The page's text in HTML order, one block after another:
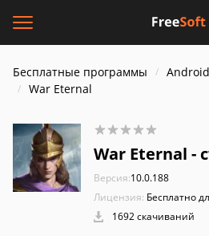
Бесплатные программы Android
War Eternal
War Eternal -
Версия:10.0.188
Лицензия: Бесплатно
1692 скачиваний